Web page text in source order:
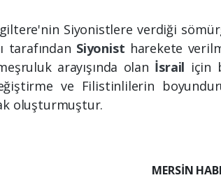
Siyonistlere verdiği
tarafından Siyonist harekete
arayışında olan İsrail için
ve Filistinlilerin
oluşturmuştur.
MERSIN